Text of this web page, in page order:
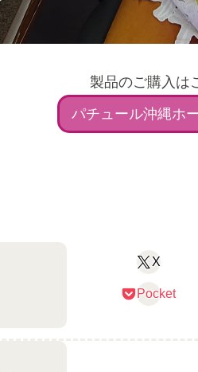
製品のご購入は
パチュール沖縄ホ
X
Pocket